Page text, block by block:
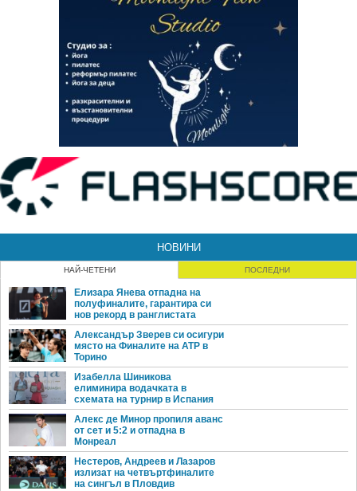
НОВИНИ
НАЙ-ЧЕТЕНИ ПОСЛЕДНИ
Елизара Янева отпадна на
полуфиналите, гарантира си
нов рекорд в ранглистата
Александър Зверев си осигури
място на Финалите на ATP в
Торино
Изабелла Шиникова
елиминира водачката в
схемата на турнир в Испания
Алекс де Минор пропиля аванс
от сет и 5:2 и отпадна в
Монреал
Нестеров, Андреев и Лазаров
излизат на четвъртфиналите
на сингъл в Пловдив